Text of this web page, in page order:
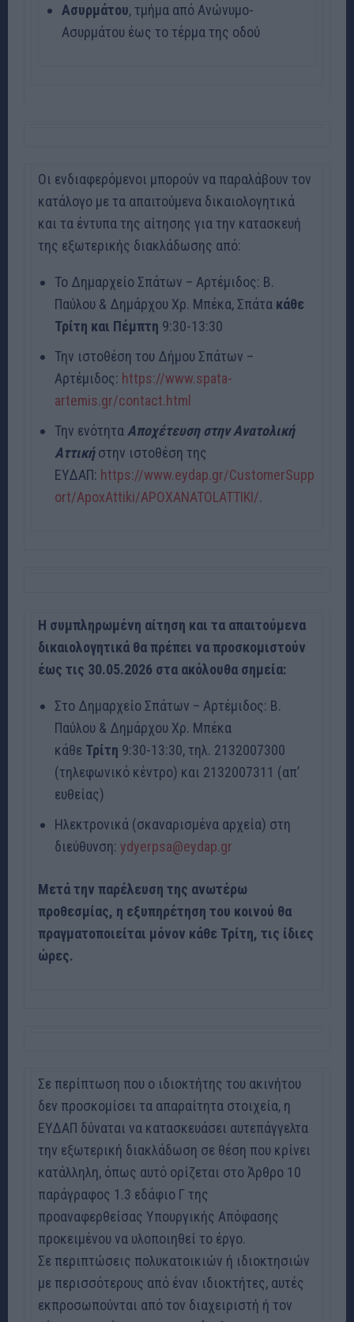
Ασυρμάτου, τμήμα από Ανώνυμο-
Ασυρμάτου έως το τέρμα της οδού
Οι ενδιαφερόμενοι μπορούν να παραλάβουν τον
κατάλογο με τα απαιτούμενα δικαιολογητικά
και τα έντυπα της αίτησης για την κατασκευή
της εξωτερικής διακλάδωσης από:
Το Δημαρχείο Σπάτων – Αρτέμιδος: Β.
Παύλου & Δημάρχου Χρ. Μπέκα, Σπάτα κάθε
Τρίτη και Πέμπτη 9:30-13:30
Την ιστοθέση του Δήμου Σπάτων –
Αρτέμιδος: https://www.spata-
artemis.gr/contact.html
Την ενότητα Αποχέτευση στην Ανατολική
Αττικήστην ιστοθέση της
ΕΥΔΑΠ: https://www.eydap.gr/CustomerSupp
ort/ApoxAttiki/APOXANATOLATTIKI/.
Η συμπληρωμένη αίτηση και τα απαιτούμενα
δικαιολογητικά θα πρέπει να προσκομιστούν
έως τις 30.05.2026 στα ακόλουθα σημεία:
Στο Δημαρχείο Σπάτων – Αρτέμιδος: Β.
Παύλου & Δημάρχου Χρ. Μπέκα
κάθε Τρίτη 9:30-13:30, τηλ. 2132007300
(τηλεφωνικό κέντρο) και 2132007311 (απ’
ευθείας)
Ηλεκτρονικά (σκαναρισμένα αρχεία) στη
διεύθυνση: ydyerpsa@eydap.gr
Μετά την παρέλευση της ανωτέρω
προθεσμίας, η εξυπηρέτηση του κοινού θα
πραγματοποιείται μόνον κάθε Τρίτη, τις ίδιες
ώρες.
Σε περίπτωση που ο ιδιοκτήτης του ακινήτου
δεν προσκομίσει τα απαραίτητα στοιχεία, η
ΕΥΔΑΠ δύναται να κατασκευάσει αυτεπάγγελτα
την εξωτερική διακλάδωση σε θέση που κρίνει
κατάλληλη, όπως αυτό ορίζεται στο Άρθρο 10
παράγραφος 1.3 εδάφιο Γ της
προαναφερθείσας Υπουργικής Απόφασης
προκειμένου να υλοποιηθεί το έργο.
Σε περιπτώσεις πολυκατοικιών ή ιδιοκτησιών
με περισσότερους από έναν ιδιοκτήτες, αυτές
εκπροσωπούνται από τον διαχειριστή ή τον